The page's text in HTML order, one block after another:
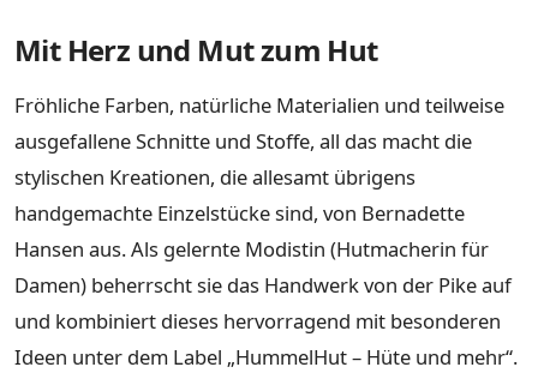
Mit Herz und Mut zum Hut
Fröhliche Farben, natürliche Materialien und teilweise
ausgefallene Schnitte und Stoffe, all das macht die
stylischen Kreationen, die allesamt übrigens
handgemachte Einzelstücke sind, von Bernadette
Hansen aus. Als gelernte Modistin (Hutmacherin für
Damen) beherrscht sie das Handwerk von der Pike auf
und kombiniert dieses hervorragend mit besonderen
Ideen unter dem Label „HummelHut – Hüte und mehr“.